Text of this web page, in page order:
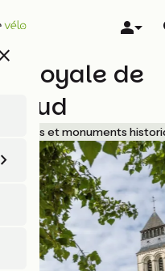
royale de
Sites et monuments